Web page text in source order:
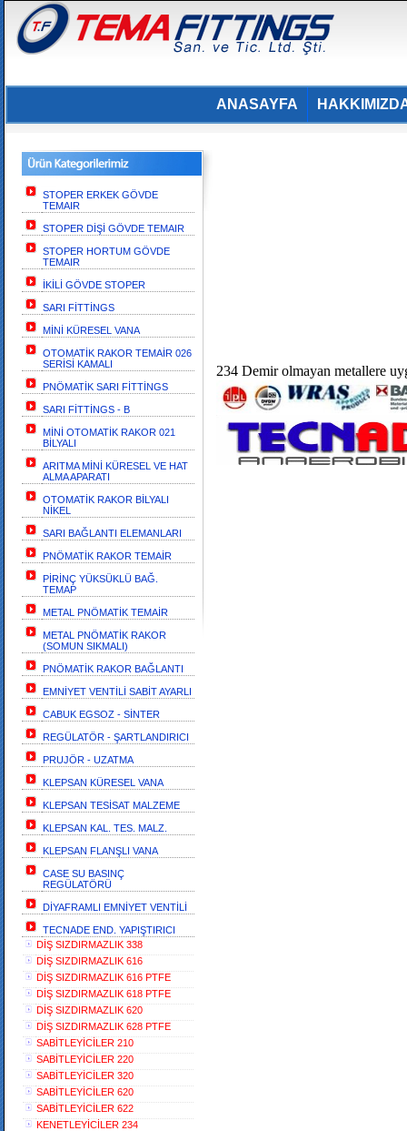
ANASAYFA
STOPER ERKEK GÖVDE
TEMAIR
STOPER DİŞİ GÖVDE TEMAIR
STOPER HORTUM GÖVDE
TEMAIR
İKİLİ GÖVDE STOPER
SARI FİTTİNGS
MİNİ KÜRESEL VANA
OTOMATİK RAKOR TEMAİR 026
SERİSİ KAMALI
PNÖMATİK SARI FİTTİNGS
SARI FİTTİNGS - B
MİNİ OTOMATİK RAKOR 021
BİLYALI
ARITMA MİNİ KÜRESEL VE HAT
ALMA APARATI
OTOMATİK RAKOR BİLYALI
NİKEL
SARI BAĞLANTI ELEMANLARI
PNÖMATİK RAKOR TEMAİR
PİRİNÇ YÜKSÜKLÜ BAĞ.
TEMAP
METAL PNÖMATİK TEMAİR
METAL PNÖMATİK RAKOR
(SOMUN SIKMALI)
PNÖMATİK RAKOR BAĞLANTI
EMNİYET VENTİLİ SABİT AYARLI
CABUK EGSOZ - SİNTER
REGÜLATÖR - ŞARTLANDIRICI
PRUJÖR - UZATMA
KLEPSAN KÜRESEL VANA
KLEPSAN TESİSAT MALZEME
KLEPSAN KAL. TES. MALZ.
KLEPSAN FLANŞLI VANA
CASE SU BASINÇ
REGÜLATÖRÜ
DİYAFRAMLI EMNİYET VENTİLİ
TECNADE END. YAPIŞTIRICI
DİŞ SIZDIRMAZLIK 338
DİŞ SIZDIRMAZLIK 616
DİŞ SIZDIRMAZLIK 616 PTFE
DİŞ SIZDIRMAZLIK 618 PTFE
DİŞ SIZDIRMAZLIK 620
DİŞ SIZDIRMAZLIK 628 PTFE
SABİTLEYİCİLER 210
SABİTLEYİCİLER 220
SABİTLEYİCİLER 320
SABİTLEYİCİLER 620
SABİTLEYİCİLER 622
KENETLEYİCİLER 234
234 Demir olmayan metallere